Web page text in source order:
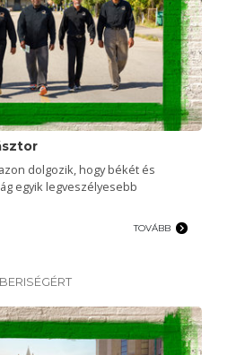
dolgozik, hogy békét és
egyik legveszélyesebb
TOVÁBB